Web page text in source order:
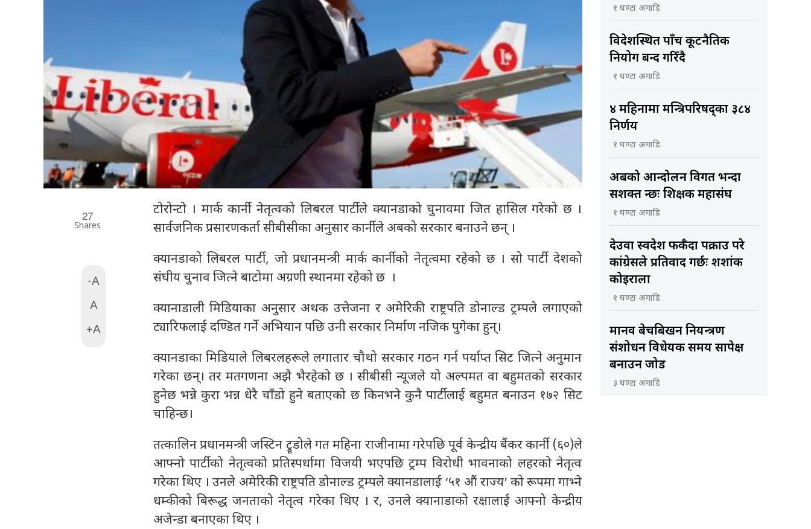
27
Shares
-A
A
+A
टोरोन्टो । मार्क कार्नी नेतृत्वको लिबरल पार्टीले क्यानडाको चुनावमा जित हासिल गरेको छ ।
सार्वजनिक प्रसारणकर्ता सीबीसीका अनुसार कार्नीले अबको सरकार बनाउने छन् ।
क्यानडाको लिबरल पार्टी, जो प्रधानमन्त्री मार्क कार्नीको नेतृत्वमा रहेको छ । सो पार्टी देशको
संघीय चुनाव जित्ने बाटोमा अग्रणी स्थानमा रहेको छ ।
क्यानाडाली मिडियाका अनुसार अथक उत्तेजना र अमेरिकी राष्ट्रपति डोनाल्ड ट्रम्पले लगाएको
ट्यारिफलाई दण्डित गर्ने अभियान पछि उनी सरकार निर्माण नजिक पुगेका हुन्।
क्यानडाका मिडियाले लिबरलहरूले लगातार चौथो सरकार गठन गर्न पर्याप्त सिट जित्ने अनुमान
गरेका छन्। तर मतगणना अझै भैरहेको छ । सीबीसी न्यूजले यो अल्पमत वा बहुमतको सरकार
हुनेछ भन्ने कुरा भन्न धेरै चाँडो हुने बताएको छ किनभने कुनै पार्टीलाई बहुमत बनाउन १७२ सिट
चाहिन्छ।
तत्कालिन प्रधानमन्त्री जस्टिन ट्रूडोले गत महिना राजीनामा गरेपछि पूर्व केन्द्रीय बैंकर कार्नी (६०)ले
आफ्नो पार्टीको नेतृत्वको प्रतिस्पर्धामा विजयी भएपछि ट्रम्प विरोधी भावनाको लहरको नेतृत्व
गरेका थिए । उनले अमेरिकी राष्ट्रपति डोनाल्ड ट्रम्पले क्यानडालाई ‘५१ औं राज्य’ को रूपमा गाभ्ने
धम्कीको बिरूद्ध जनताको नेतृत्व गरेका थिए । र, उनले क्यानाडाको रक्षालाई आफ्नो केन्द्रीय
अजेन्डा बनाएका थिए ।
१ घण्टा अगाडि
विदेशस्थित पाँच कूटनैतिक
नियोग बन्द गरिँदै
१ घण्टा अगाडि
४ महिनामा मन्त्रिपरिषद्का ३८४
निर्णय
१ घण्टा अगाडि
अबको आन्दोलन विगत भन्दा
सशक्त हुन्छः शिक्षक महासंघ
१ घण्टा अगाडि
देउवा स्वदेश फर्कँदा पक्राउ परे
कांग्रेसले प्रतिवाद गर्छः शशांक
कोइराला
१ घण्टा अगाडि
मानव बेचबिखन नियन्त्रण
संशोधन विधेयक समय सापेक्ष
बनाउन जोड
३ घण्टा अगाडि